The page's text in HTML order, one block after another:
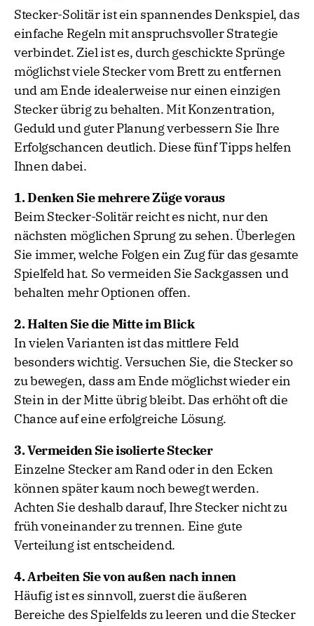
Stecker-Solitär ist ein spannendes Denkspiel, das
einfache Regeln mit anspruchsvoller Strategie
verbindet. Ziel ist es, durch geschickte Sprünge
möglichst viele Stecker vom Brett zu entfernen
und am Ende idealerweise nur einen einzigen
Stecker übrig zu behalten. Mit Konzentration,
Geduld und guter Planung verbessern Sie Ihre
Erfolgschancen deutlich. Diese fünf Tipps helfen
Ihnen dabei.
1. Denken Sie mehrere Züge voraus
Beim Stecker-Solitär reicht es nicht, nur den
nächsten möglichen Sprung zu sehen. Überlegen
Sie immer, welche Folgen ein Zug für das gesamte
Spielfeld hat. So vermeiden Sie Sackgassen und
behalten mehr Optionen offen.
2. Halten Sie die Mitte im Blick
In vielen Varianten ist das mittlere Feld
besonders wichtig. Versuchen Sie, die Stecker so
zu bewegen, dass am Ende möglichst wieder ein
Stein in der Mitte übrig bleibt. Das erhöht oft die
Chance auf eine erfolgreiche Lösung.
3. Vermeiden Sie isolierte Stecker
Einzelne Stecker am Rand oder in den Ecken
können später kaum noch bewegt werden.
Achten Sie deshalb darauf, Ihre Stecker nicht zu
früh voneinander zu trennen. Eine gute
Verteilung ist entscheidend.
4. Arbeiten Sie von außen nach innen
Häufig ist es sinnvoll, zuerst die äußeren
Bereiche des Spielfelds zu leeren und die Stecker